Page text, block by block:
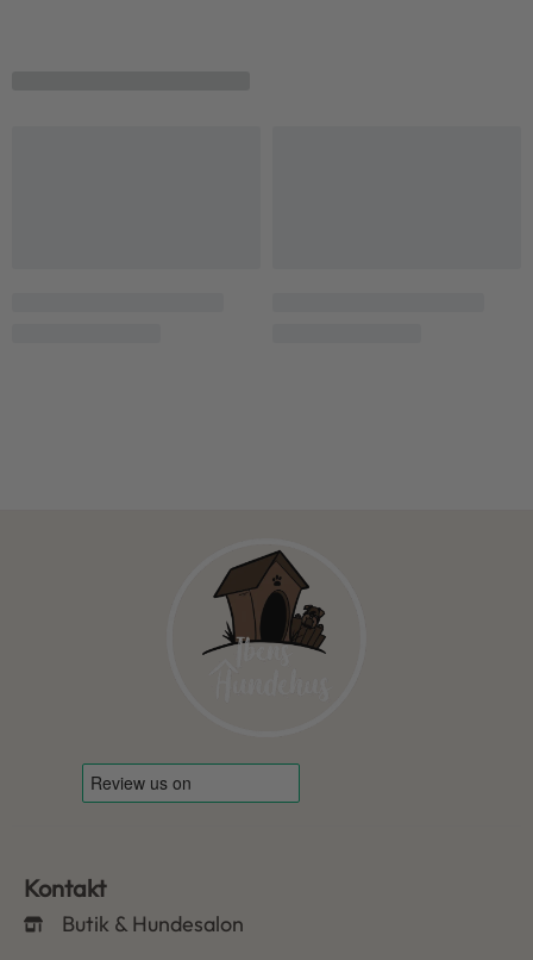
Kontakt
Butik & Hundesalon